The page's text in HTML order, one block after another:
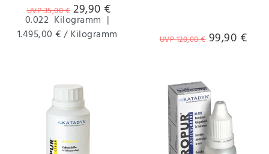
UVP 35,00 € 29,90 €
0.022 Kilogramm |
1.495,00 € / Kilogramm
UVP 120,00 € 99,90 €